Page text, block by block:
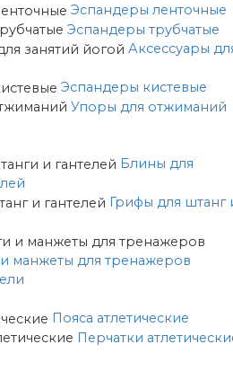
Эспандеры ленточные
Эспандеры трубчатые
Аксессуары
Эспандеры кистевые
Упоры для отжиманий
Блины для
Грифы для штанг
и манжеты для тренажеров
Пояса атлетические
Перчатки